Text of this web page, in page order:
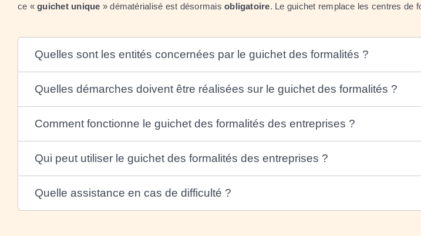
ce «guichet unique » dématérialisé est désormaisobligatoire. Le guichet remplace les centres de
Quelles sont les entités concernées par le guichet des formalités ?
Quelles démarches doivent être réalisées sur le guichet des formalités ?
Comment fonctionne le guichet des formalités des entreprises ?
Qui peut utiliser le guichet des formalités des entreprises ?
Quelle assistance en cas de difficulté ?